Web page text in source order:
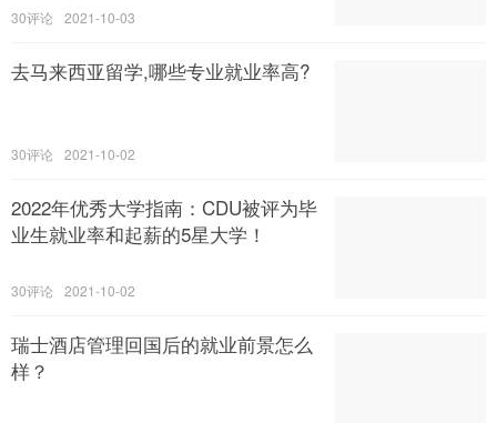
30 2021-10-03
去马来西亚留学,哪些专业就业率高?
30 2021-10-02
2022年优秀大学指南：CDU被评为毕
业生就业率和起薪的5星大学！
30 2021-10-02
瑞士酒店管理回国后的就业前景怎么
样？